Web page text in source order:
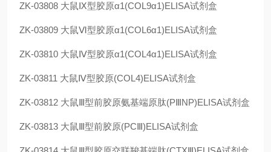
ZK-03808 大鼠Ⅸ型胶原α1(COL9α1)ELISA试剂盒
ZK-03809 大鼠Ⅵ型胶原α1(COL6α1)ELISA试剂盒
ZK-03810 大鼠Ⅳ型胶原α1(COL4α1)ELISA试剂盒
ZK-03811 大鼠Ⅳ型胶原(COL4)ELISA试剂盒
ZK-03812 大鼠Ⅲ型前胶原氨基端原肽(PⅢNP)ELISA试剂盒
ZK-03813 大鼠Ⅲ型前胶原(PCⅢ)ELISA试剂盒